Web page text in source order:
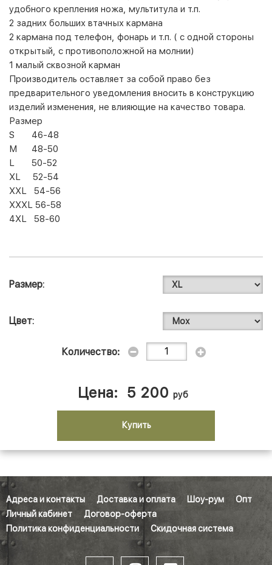
удобного крепления ножа, мультитула и т.п.
2 задних больших втачных кармана
2 кармана под телефон, фонарь и т.п. ( с одной стороны
открытый, с противоположной на молнии)
1 малый сквозной карман
Производитель оставляет за собой право без
предварительного уведомления вносить в конструкцию
изделий изменения, не влияющие на качество товара.
Размер
S 46-48
M 48-50
L 50-52
XL 52-54
XXL 54-56
XXXL 56-58
4XL 58-60
Размер
Цвет
Количество:
Цена: 5 200 руб
Купить
Адреса и контакты Доставка и оплата Шоу-рум
Опт
Личный кабинет
Договор-оферта
Политика конфиденциальности
Скидочная система